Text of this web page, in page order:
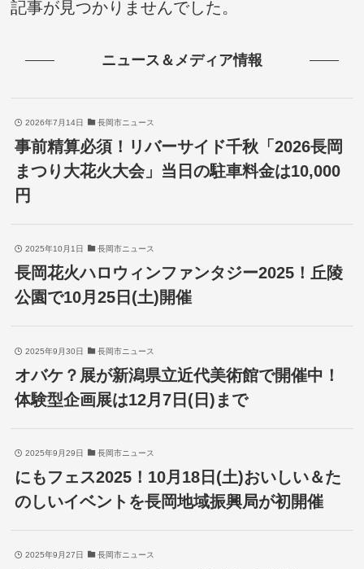
記事が見つかりませんでした。
ニュース＆メディア情報
2026年7月14日 長岡市ニュース
事前精算必須！リバーサイド千秋「2026長岡
まつり大花火大会」当日の駐車料金は10,000
円
2025年10月1日 長岡市ニュース
長岡花火ハロウィンファンタジー2025！丘陵
公園で10月25日(土)開催
2025年9月30日 長岡市ニュース
オバケ？展が新潟県立近代美術館で開催中！
体験型企画展は12月7日(日)まで
2025年9月29日 長岡市ニュース
にもフェス2025！10月18日(土)おいしい＆た
のしいイベントを長岡地域振興局が初開催
2025年9月27日 長岡市ニュース